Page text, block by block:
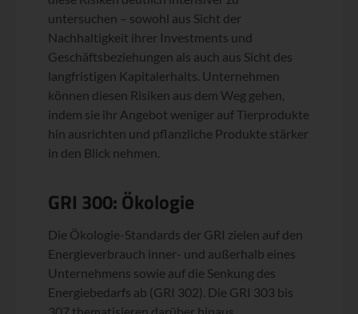
untersuchen – sowohl aus Sicht der
Nachhaltigkeit ihrer Investments und
Geschäftsbeziehungen als auch aus Sicht des
langfristigen Kapitalerhalts. Unternehmen
können diesen Risiken aus dem Weg gehen,
indem sie ihr Angebot weniger auf Tierprodukte
hin ausrichten und pflanzliche Produkte stärker
in den Blick nehmen.
GRI 300: Ökologie
Die Ökologie-Standards der GRI zielen auf den
Energieverbrauch inner- und außerhalb eines
Unternehmens sowie auf die Senkung des
Energiebedarfs ab (GRI 302). Die GRI 303 bis